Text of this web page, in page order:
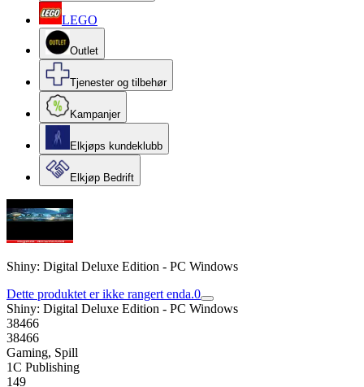
LEGO
Outlet
Tjenester og tilbehør
Kampanjer
Elkjøps kundeklubb
Elkjøp Bedrift
Shiny: Digital Deluxe Edition - PC Windows
Dette produktet er ikke rangert enda.0
Shiny: Digital Deluxe Edition - PC Windows
38466
38466
Gaming, Spill
1C Publishing
149